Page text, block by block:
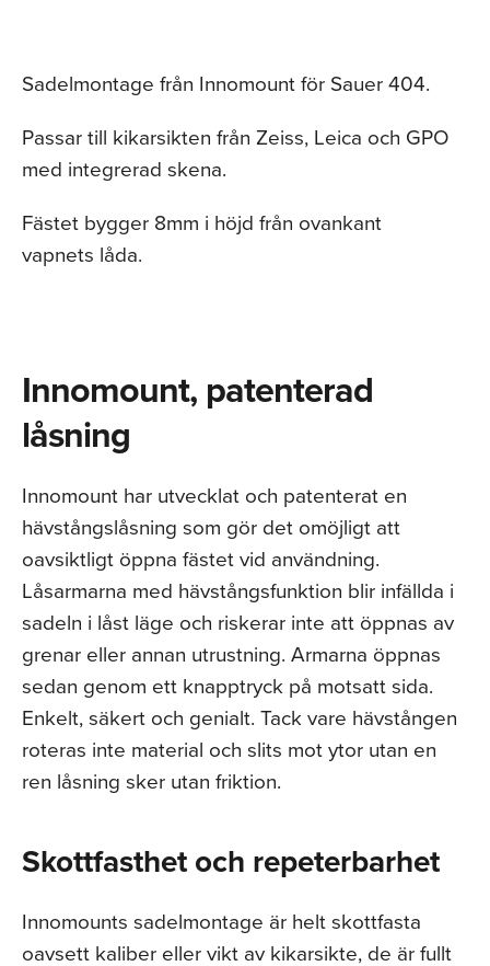
Sadelmontage från Innomount för Sauer 404.
Passar till kikarsikten från Zeiss, Leica och GPO
med integrerad skena.
Fästet bygger 8mm i höjd från ovankant
vapnets låda.
Innomount, patenterad
låsning
Innomount har utvecklat och patenterat en
hävstångslåsning som gör det omöjligt att
oavsiktligt öppna fästet vid användning.
Låsarmarna med hävstångsfunktion blir infällda i
sadeln i låst läge och riskerar inte att öppnas av
grenar eller annan utrustning. Armarna öppnas
sedan genom ett knapptryck på motsatt sida.
Enkelt, säkert och genialt. Tack vare hävstången
roteras inte material och slits mot ytor utan en
ren låsning sker utan friktion.
Skottfasthet och repeterbarhet
Innomounts sadelmontage är helt skottfasta
oavsett kaliber eller vikt av kikarsikte, de är fullt